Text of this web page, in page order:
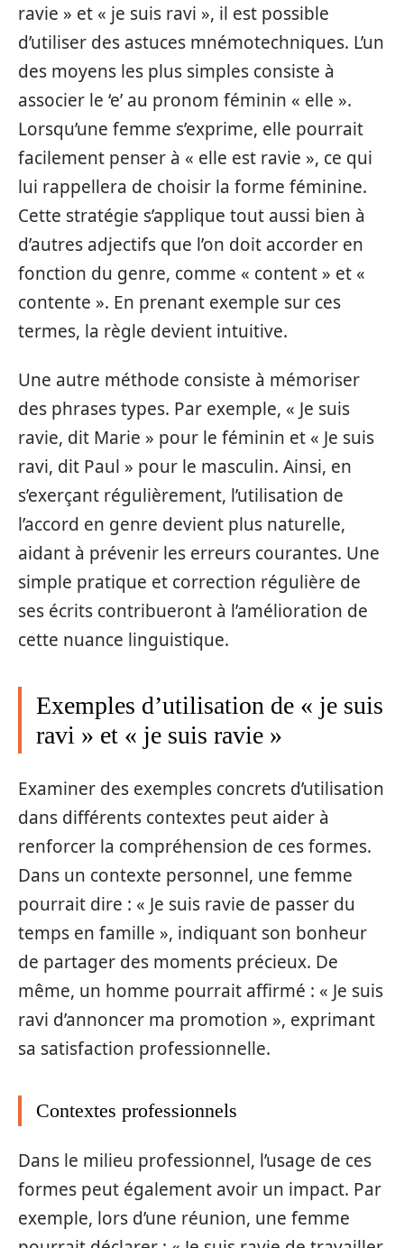
ravie » et « je suis ravi », il est possible
d’utiliser des astuces mnémotechniques. L’un
des moyens les plus simples consiste à
associer le ‘e’ au pronom féminin « elle ».
Lorsqu’une femme s’exprime, elle pourrait
facilement penser à « elle est ravie », ce qui
lui rappellera de choisir la forme féminine.
Cette stratégie s’applique tout aussi bien à
d’autres adjectifs que l’on doit accorder en
fonction du genre, comme « content » et «
contente ». En prenant exemple sur ces
termes, la règle devient intuitive.
Une autre méthode consiste à mémoriser
des phrases types. Par exemple, « Je suis
ravie, dit Marie » pour le féminin et « Je suis
ravi, dit Paul » pour le masculin. Ainsi, en
s’exerçant régulièrement, l’utilisation de
l’accord en genre devient plus naturelle,
aidant à prévenir les erreurs courantes. Une
simple pratique et correction régulière de
ses écrits contribueront à l’amélioration de
cette nuance linguistique.
Exemples d’utilisation de « je suis
ravi » et « je suis ravie »
Examiner des exemples concrets d’utilisation
dans différents contextes peut aider à
renforcer la compréhension de ces formes.
Dans un contexte personnel, une femme
pourrait dire : « Je suis ravie de passer du
temps en famille », indiquant son bonheur
de partager des moments précieux. De
même, un homme pourrait affirmé : « Je suis
ravi d’annoncer ma promotion », exprimant
sa satisfaction professionnelle.
Contextes professionnels
Dans le milieu professionnel, l’usage de ces
formes peut également avoir un impact. Par
exemple, lors d’une réunion, une femme